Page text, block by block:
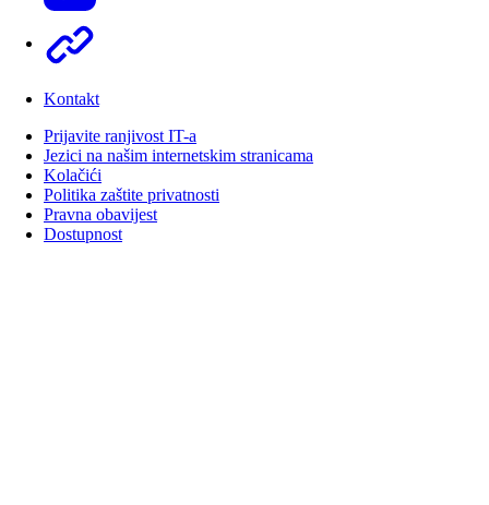
Kontakt
Prijavite ranjivost IT-a
Jezici na našim internetskim stranicama
Kolačići
Politika zaštite privatnosti
Pravna obavijest
Dostupnost